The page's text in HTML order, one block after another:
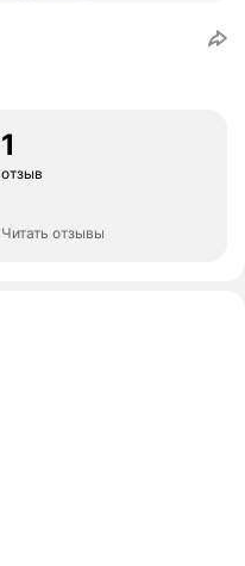
1
отзыв
Читать отзывы